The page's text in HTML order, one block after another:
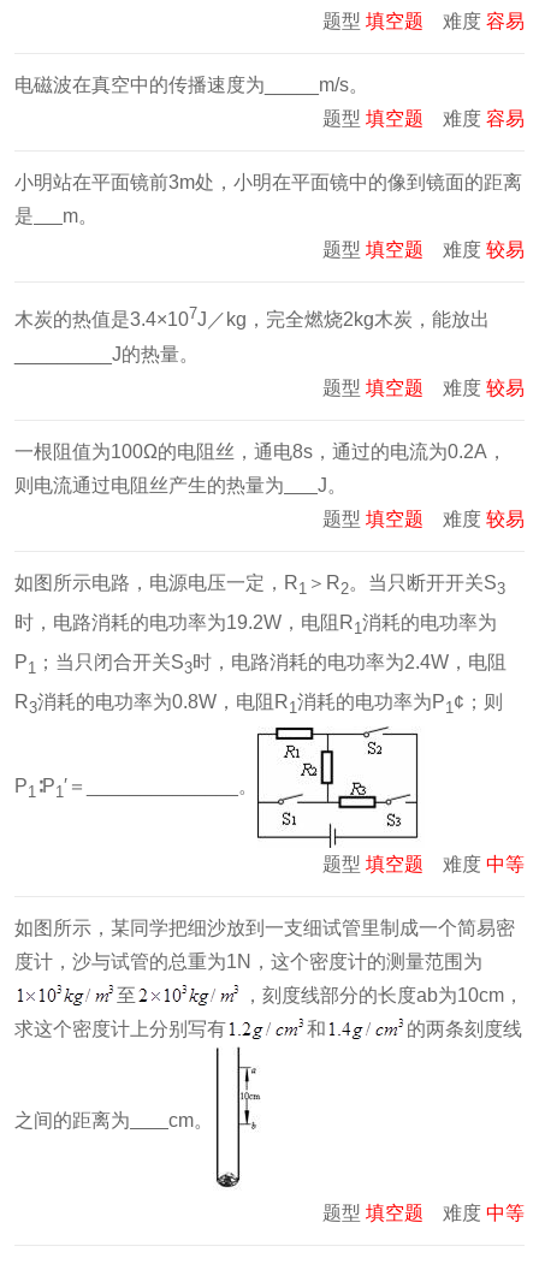
题型 填空题 难度 容易
电磁波在真空中的传播速度为_____m/s。
题型 填空题 难度 容易
小明站在平面镜前3m处，小明在平面镜中的像到镜面的距离
是
m。
题型 填空题 难度 较易
木炭的热值是3.4×107J／kg，完全燃烧2kg木炭，能放出
_________J的热量。
题型 填空题 难度 较易
一根阻值为100Ω的电阻丝，通电8s，通过的电流为0.2A，
则电流通过电阻丝产生的热量为
J。
题型 填空题 难度 较易
如图所示电路，电源电压一定，R1 ＞R2。当只断开开关S3
时，电路消耗的电功率为19.2W，电阻R1消耗的电功率为
P1 ；当只闭合开关S3时，电路消耗的电功率为2.4W，电阻
R3消耗的电功率为0.8W，电阻R1消耗的电功率为P1¢；则
P1 ∶P1′＝______________。
题型 填空题 难度 中等
如图所示，某同学把细沙放到一支细试管里制成一个简易密
度计，沙与试管的总重为1N，这个密度计的测量范围为
至
，刻度线部分的长度ab为10cm，
求这个密度计上分别写有
和 的两条刻度线
之间的距离为 cm。
题型 填空题 难度 中等